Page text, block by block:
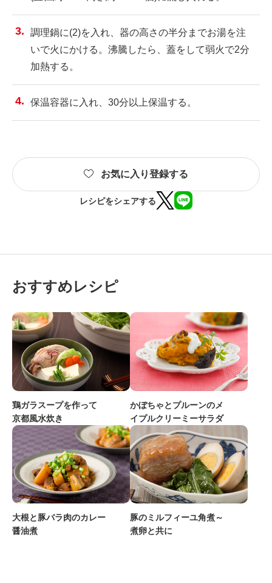
調理鍋に(2)を入れ、器の高さの半分までお湯を注
いで火にかける。沸騰したら、蓋をして弱火で2分
加熱する。
保温容器に入れ、30分以上保温する。
お気に入り登録する
レシピをシェアする
おすすめレシピ
鶏ガラスープを作って
京都風水炊き
かぼちゃとプルーンのメ
イプルクリーミーサラダ
大根と豚バラ肉のカレー
醤油煮
豚のミルフィーユ角煮～
煮卵と共に